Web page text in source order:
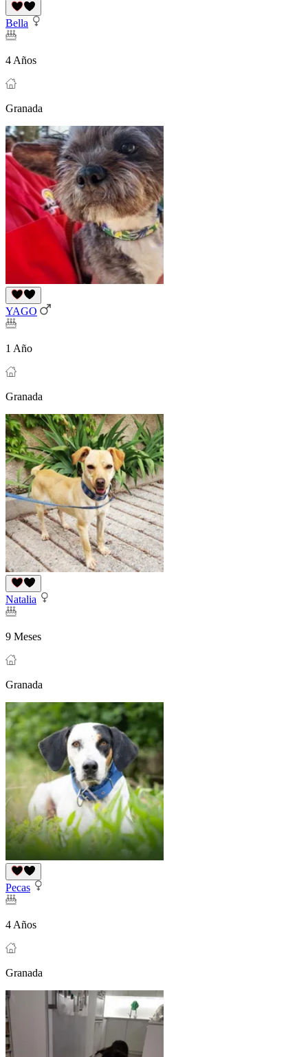
Bella
4 Años
Granada
YAGO
1 Año
Granada
Natalia
9 Meses
Granada
Pecas
4 Años
Granada